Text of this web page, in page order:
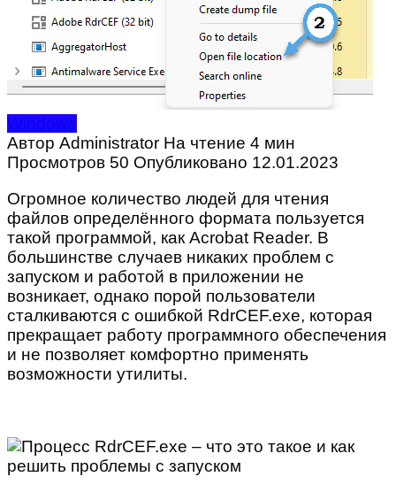
Windows
Автор Administrator На чтение 4 мин
Просмотров 50 Опубликовано 12.01.2023
Огромное количество людей для чтения
файлов определённого формата пользуется
такой программой, как Acrobat Reader. В
большинстве случаев никаких проблем с
запуском и работой в приложении не
возникает, однако порой пользователи
сталкиваются с ошибкой RdrCEF.exe, которая
прекращает работу программного обеспечения
и не позволяет комфортно применять
возможности утилиты.